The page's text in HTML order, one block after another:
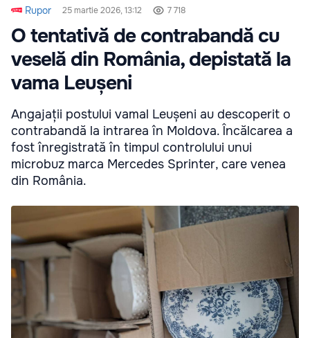
Rupor 25 martie 2026, 13:12 7 718
O tentativă de contrabandă cu
veselă din România, depistată la
vama Leușeni
Angajații postului vamal Leușeni au descoperit o
contrabandă la intrarea în Moldova. Încălcarea a
fost înregistrată în timpul controlului unui
microbuz marca Mercedes Sprinter, care venea
din România.